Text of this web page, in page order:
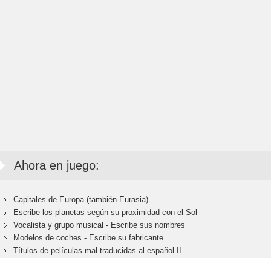
Ahora en juego:
Capitales de Europa (también Eurasia)
Escribe los planetas según su proximidad con el Sol
Vocalista y grupo musical - Escribe sus nombres
Modelos de coches - Escribe su fabricante
Títulos de películas mal traducidas al español II